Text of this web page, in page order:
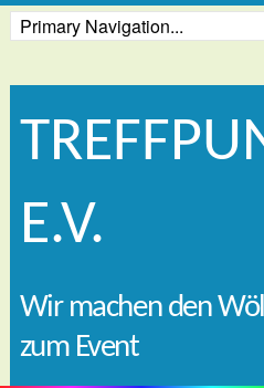
E.V.
Wir machen den
zum Event